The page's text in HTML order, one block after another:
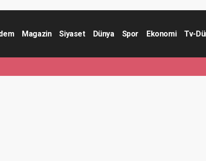
Magazin Siyaset Dünya Spor Ekonomi Tv-